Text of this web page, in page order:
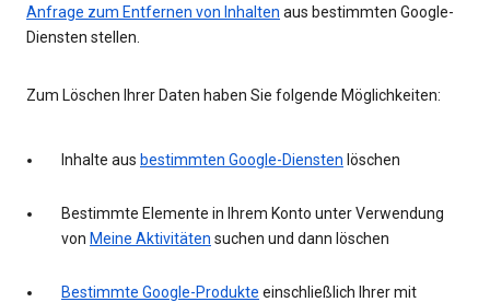
Anfrage zum Entfernen von Inhalten aus bestimmten Google-
Diensten stellen.
Zum Löschen Ihrer Daten haben Sie folgende Möglichkeiten:
Inhalte aus bestimmten Google-Diensten löschen
Bestimmte Elemente in Ihrem Konto unter Verwendung
von Meine Aktivitäten suchen und dann löschen
Bestimmte Google-Produkte einschließlich Ihrer mit